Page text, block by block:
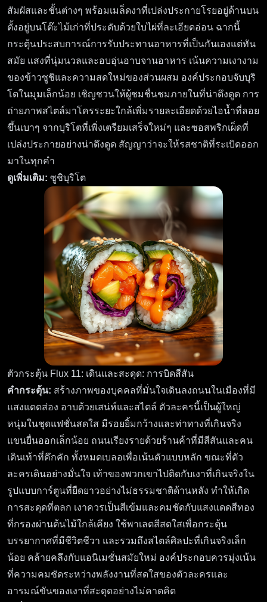
สัมผัสและชั้นต่างๆ พร้อมเมล็ดงาที่เปล่งประกายโรยอยู่ด้านบน
ตั้งอยู่บนโต๊ะไม้เก่าที่ประดับด้วยใบไผ่ที่ละเอียดอ่อน ฉากนี้
กระตุ้นประสบการณ์การรับประทานอาหารที่เป็นกันเองแต่ทัน
สมัย แสงที่นุ่มนวลและอบอุ่นอาบจานอาหาร เน้นความเงางาม
ของข้าวซูชิและความสดใหม่ของส่วนผสม องค์ประกอบจับบุริ
โตในมุมเล็กน้อย เชิญชวนให้ผู้ชมชื่นชมภายในที่น่าดึงดูด การ
ถ่ายภาพสไตล์มาโครระยะใกล้เพิ่มรายละเอียดด้วยไอน้ำที่ลอย
ขึ้นเบาๆ จากบุริโตที่เพิ่งเตรียมเสร็จใหม่ๆ และซอสพริกเผ็ดที่
เปล่งประกายอย่างน่าดึงดูด สัญญาว่าจะให้รสชาติที่ระเบิดออก
มาในทุกคำ
ดูเพิ่มเติม: ซูชิบุริโต
ตัวกระตุ้น Flux 11: เดินและสะดุด: การบิดสีสัน
คำกระตุ้น: สร้างภาพของบุคคลที่มั่นใจเดินลงถนนในเมืองที่มี
แสงแดดส่อง อาบด้วยเสน่ห์และสไตล์ ตัวละครนี้เป็นผู้ใหญ่
หนุ่มในชุดแฟชั่นสดใส มีรอยยิ้มกว้างและท่าทางที่เกินจริง
แขนยื่นออกเล็กน้อย ถนนเรียงรายด้วยร้านค้าที่มีสีสันและคน
เดินเท้าที่คึกคัก ทั้งหมดเบลอเพื่อเน้นตัวแบบหลัก ขณะที่ตัว
ละครเดินอย่างมั่นใจ เท้าของพวกเขาไปติดกับเงาที่เกินจริงใน
รูปแบบการ์ตูนที่ยืดยาวอย่างไม่ธรรมชาติด้านหลัง ทำให้เกิด
การสะดุดที่ตลก เงาควรเป็นสีเข้มและคมชัดกับแสงแดดสีทอง
ที่กรองผ่านต้นไม้ใกล้เคียง ใช้พาเลตสีสดใสเพื่อกระตุ้น
บรรยากาศที่มีชีวิตชีวา และรวมถึงสไตล์ศิลปะที่เกินจริงเล็ก
น้อย คล้ายคลึงกับแอนิเมชั่นสมัยใหม่ องค์ประกอบควรมุ่งเน้น
ที่ความคมชัดระหว่างพลังงานที่สดใสของตัวละครและ
อารมณ์ขันของเงาที่สะดุดอย่างไม่คาดคิด